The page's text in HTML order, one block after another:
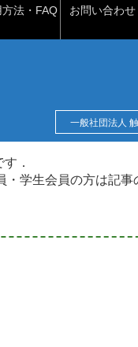
法・FAQ お問い合わせ
一般社団法人
．
・学生会員の方は記事